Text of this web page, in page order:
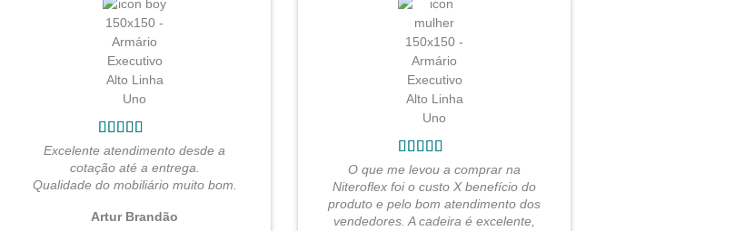
Excelente atendimento desde a
cotação até a entrega.
Qualidade do mobiliário muito bom.
Artur Brandão
O que me levou a comprar na
Niteroflex foi o custo X benefício do
produto e pelo bom atendimento dos
vendedores. A cadeira é excelente,